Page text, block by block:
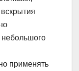
применять